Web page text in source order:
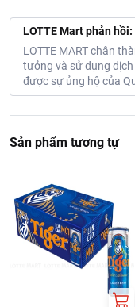
LOTTE Mart phản hồi:
LOTTE MART chân
tưởng và sử dụng dịch
được sự ủng hộ của
Sản phẩm tương tự